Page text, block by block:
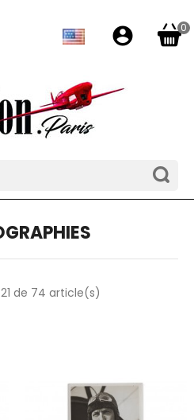
0
account_circle
de 74 article(s)